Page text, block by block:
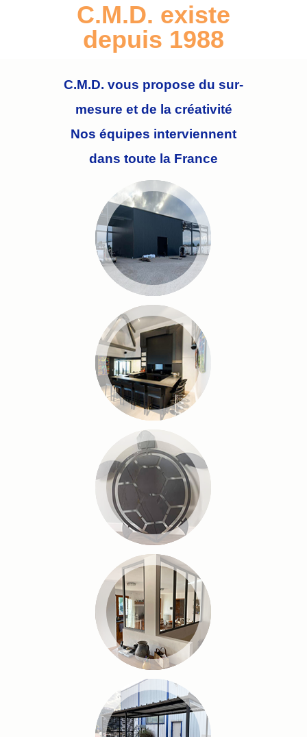
C.M.D. existe
depuis 1988
C.M.D. vous propose du sur-
mesure et de la créativité
Nos équipes interviennent
dans toute la France